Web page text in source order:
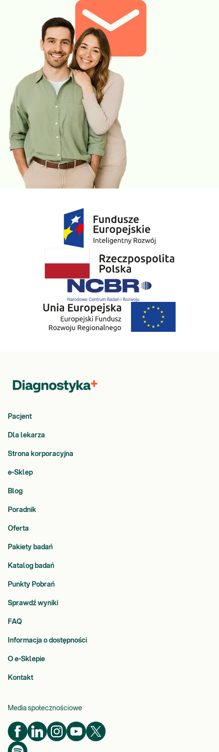
Pacjent
Dla lekarza
Strona korporacyjna
e-Sklep
Blog
Poradnik
Oferta
Pakiety badań
Katalog badań
Punkty Pobrań
Sprawdź wyniki
FAQ
Informacja o dostępności
O e-Sklepie
Kontakt
Media społecznościowe